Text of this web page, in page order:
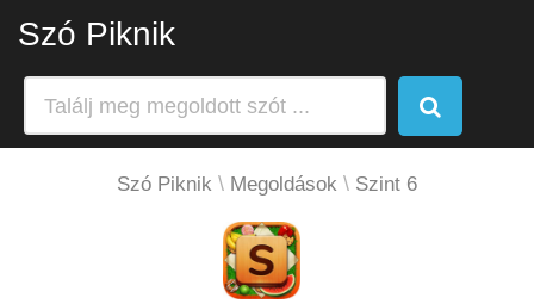
Szó Piknik
Szó Piknik Megoldások Szint 6